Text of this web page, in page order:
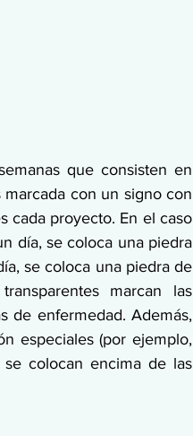
que consisten en
con un signo con
cada proyecto. En el caso
día, se coloca una piedra
se coloca una piedra de
marcan las
de enfermedad. Además,
especiales (por ejemplo,
colocan encima de las